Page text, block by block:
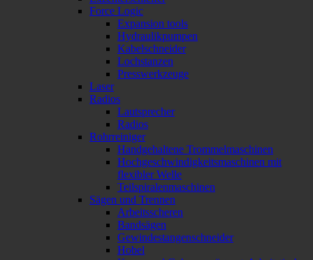
Force Logic
Expansion tools
Hydraulikpumpen
Kabelschneider
Lochstanzen
Presswerkzeuge
Laser
Radios
Lautsprecher
Radios
Rohrreiniger
Handgehaltene Trommelmaschinen
Hochgeschwindigkeitsmaschinen mit
flexibler Welle
Teilspiralenmaschinen
Sägen und Trennen
Arbeitsscheren
Bandsägen
Gewindestangenschneider
Hobel